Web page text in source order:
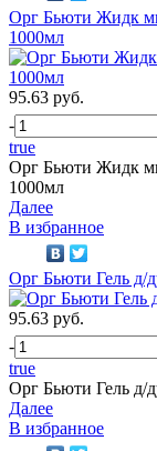
Орг Бьюти Жидк
1000мл
95.63 руб.
-
true
Орг Бьюти Жидк
1000мл
Далее
В избранное
Орг Бьюти Гель д/
95.63 руб.
-
true
Орг Бьюти Гель д/
Далее
В избранное